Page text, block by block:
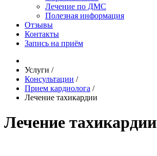
Лечение по ДМС
Полезная информация
Отзывы
Контакты
Запись на приём
Услуги /
Консультации /
Прием кардиолога /
Лечение тахикардии
Лечение тахикардии